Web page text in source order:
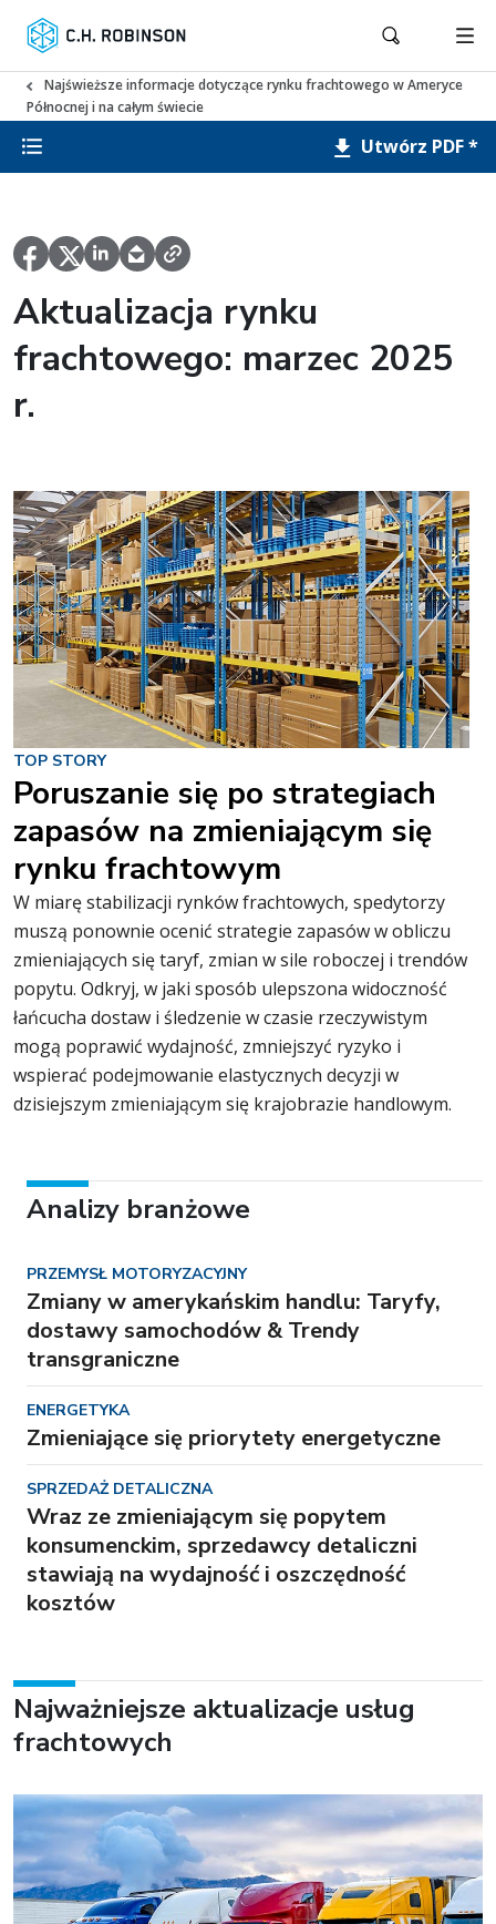
Najświeższe informacje dotyczące rynku frachtowego w Ameryce
Północnej i na całym świecie
Utwórz PDF *
Aktualizacja rynku
frachtowego: marzec 2025
r.
TOP STORY
Poruszanie się po strategiach
zapasów na zmieniającym się
rynku frachtowym
W miarę stabilizacji rynków frachtowych, spedytorzy
muszą ponownie ocenić strategie zapasów w obliczu
zmieniających się taryf, zmian w sile roboczej i trendów
popytu. Odkryj, w jaki sposób ulepszona widoczność
łańcucha dostaw i śledzenie w czasie rzeczywistym
mogą poprawić wydajność, zmniejszyć ryzyko i
wspierać podejmowanie elastycznych decyzji w
dzisiejszym zmieniającym się krajobrazie handlowym.
Analizy branżowe
PRZEMYSŁ MOTORYZACYJNY
Zmiany w amerykańskim handlu: Taryfy,
dostawy samochodów & Trendy
transgraniczne
ENERGETYKA
Zmieniające się priorytety energetyczne
SPRZEDAŻ DETALICZNA
Wraz ze zmieniającym się popytem
konsumenckim, sprzedawcy detaliczni
stawiają na wydajność i oszczędność
kosztów
Najważniejsze aktualizacje usług
frachtowych